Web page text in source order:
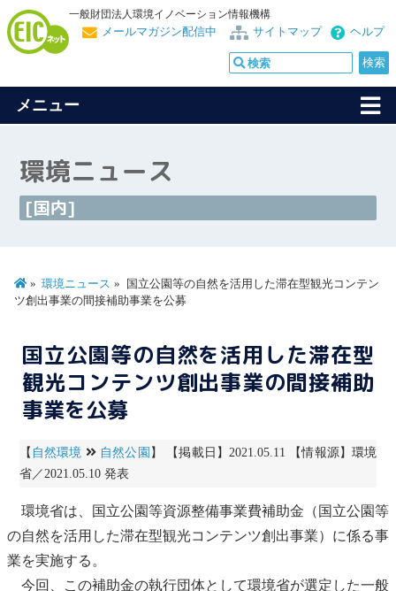
一般財団法人環境イノベーション情報機構
ヘルプ
サイトマップ
メールマガジン配信中
メニュー
環境ニュース
[国内]
環境ニュース
国立公園等の自然を活用した滞在型観光コンテン
ツ創出事業の間接補助事業を公募
国立公園等の自然を活用した滞在型
観光コンテンツ創出事業の間接補助
事業を公募
【 自然環境 自然公園 】 【掲載日】2021.05.11 【情報源】環境
省／2021.05.10 発表
環境省は、 国立公園等資源整備事業費補助金（ 国立公園等
の自然を活用した滞在型観光コンテンツ創出事業）に係る事
業を実施する。
今回、この補助金の執行団体として環境省が選定した一般